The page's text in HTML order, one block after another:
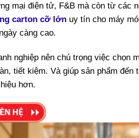
mại điện tử, F&B mà còn từ các
carton cỡ lớn uy tín cho máy
càng cao.
nghiệp nên chú trọng việc chọn
tiết kiệm. Và giúp sản phẩm đến
hơn.